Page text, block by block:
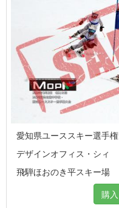
愛知県ユーススキー選手権
デザインオフィス・シィ
飛騨ほおのき平スキー場
購入